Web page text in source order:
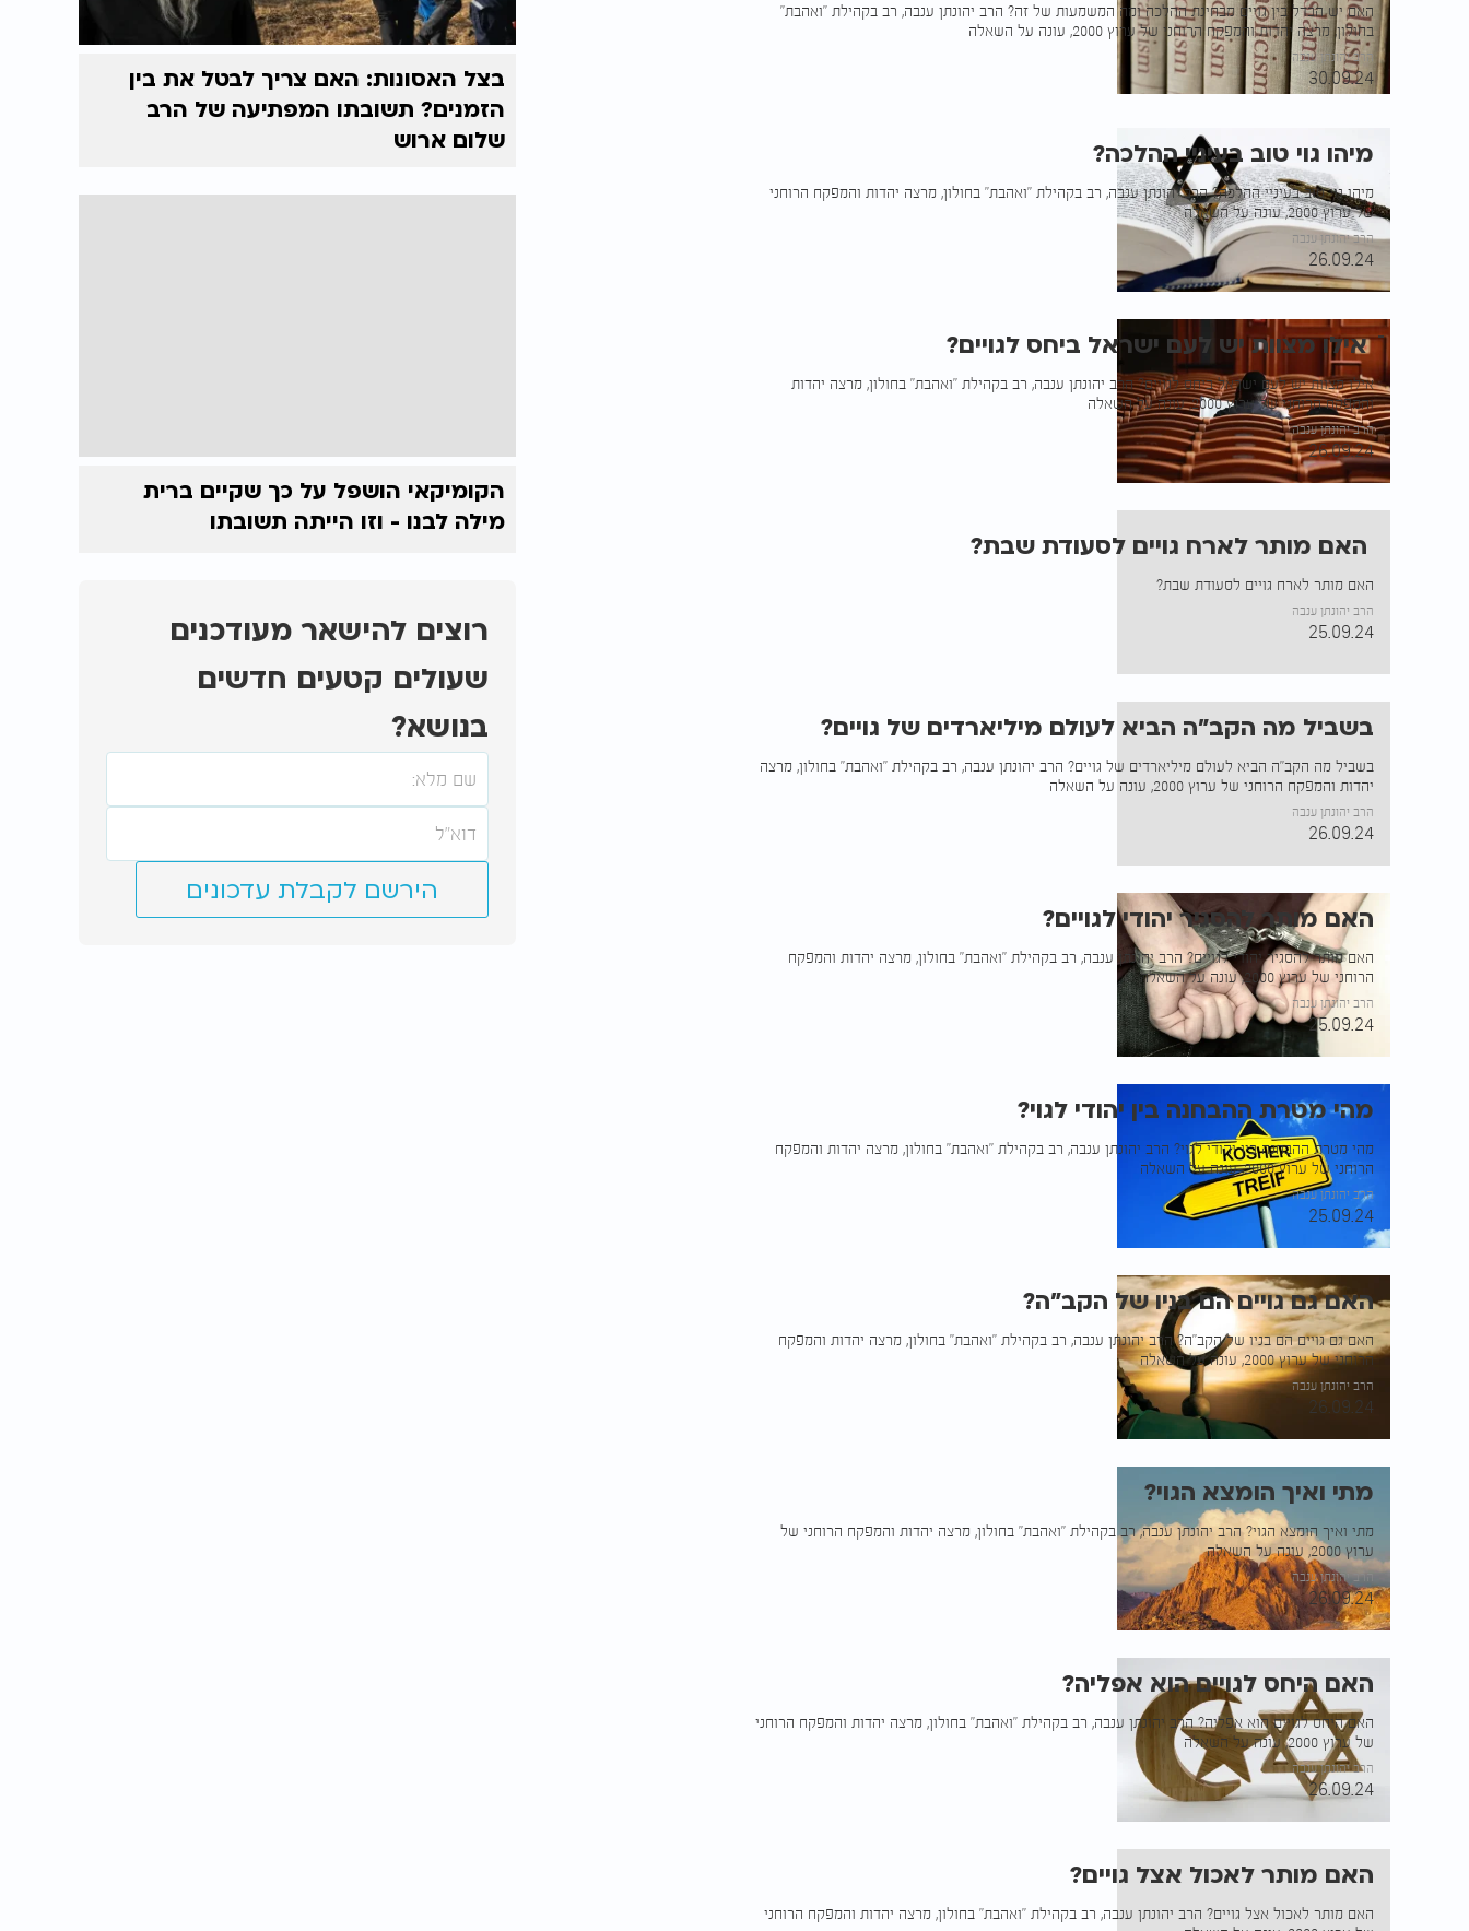
האם יש הבדל בין גויים מבחינת ההלכה ומה המשמעות של זה? הרב יהונתן ענבה, רב בקהילת "ואהבת"
בחולון, מרצה יהדות והמפקח הרוחני של ערוץ 2000, עונה על השאלה
הרב יהונתן ענבה
30.09.24
מיהו גוי טוב בעיניי ההלכה?
מיהו גוי טוב בעיניי ההלכה? הרב יהונתן ענבה, רב בקהילת "ואהבת" בחולון, מרצה יהדות והמפקח הרוחני
של ערוץ 2000, עונה על השאלה
הרב יהונתן ענבה
26.09.24
ֿ אילו מצוות יש לעם ישראל ביחס לגויים?
אילו מצוות יש לעם ישראל ביחס לגויים? הרב יהונתן ענבה, רב בקהילת "ואהבת" בחולון, מרצה יהדות
והמפקח הרוחני של ערוץ 2000, עונה על השאלה
הרב יהונתן ענבה
26.09.24
האם מותר לארח גויים לסעודת שבת?
האם מותר לארח גויים לסעודת שבת?
הרב יהונתן ענבה
25.09.24
בשביל מה הקב״ה הביא לעולם מיליארדים של גויים?
בשביל מה הקב״ה הביא לעולם מיליארדים של גויים? הרב יהונתן ענבה, רב בקהילת "ואהבת" בחולון, מרצה
יהדות והמפקח הרוחני של ערוץ 2000, עונה על השאלה
הרב יהונתן ענבה
26.09.24
האם מותר להסגיר יהודי לגויים?
האם מותר להסגיר יהודי לגויים? הרב יהונתן ענבה, רב בקהילת "ואהבת" בחולון, מרצה יהדות והמפקח
הרוחני של ערוץ 2000, עונה על השאלה
הרב יהונתן ענבה
25.09.24
מהי מטרת ההבחנה בין יהודי לגוי?
מהי מטרת ההבחנה בין יהודי לגוי? הרב יהונתן ענבה, רב בקהילת "ואהבת" בחולון, מרצה יהדות והמפקח
הרוחני של ערוץ 2000, עונה על השאלה
הרב יהונתן ענבה
25.09.24
האם גם גויים הם בניו של הקב״ה?
האם גם גויים הם בניו של הקב״ה? הרב יהונתן ענבה, רב בקהילת "ואהבת" בחולון, מרצה יהדות והמפקח
הרוחני של ערוץ 2000, עונה על השאלה
הרב יהונתן ענבה
26.09.24
מתי ואיך הומצא הגוי?
מתי ואיך הומצא הגוי? הרב יהונתן ענבה, רב בקהילת "ואהבת" בחולון, מרצה יהדות והמפקח הרוחני של
ערוץ 2000, עונה על השאלה
הרב יהונתן ענבה
26.09.24
האם היחס לגויים הוא אפליה?
האם היחס לגויים הוא אפליה? הרב יהונתן ענבה, רב בקהילת "ואהבת" בחולון, מרצה יהדות והמפקח הרוחני
של ערוץ 2000, עונה על השאלה
הרב יהונתן ענבה
26.09.24
האם מותר לאכול אצל גויים?
האם מותר לאכול אצל גויים? הרב יהונתן ענבה, רב בקהילת "ואהבת" בחולון, מרצה יהדות והמפקח הרוחני
בצל האסונות: האם צריך לבטל את בין
הזמנים? תשובתו המפתיעה של הרב
שלום ארוש
הקומיקאי הושפל על כך שקיים ברית
מילה לבנו - וזו הייתה תשובתו
רוצים להישאר מעודכנים
שעולים קטעים חדשים
בנושא?
הירשם לקבלת עדכונים